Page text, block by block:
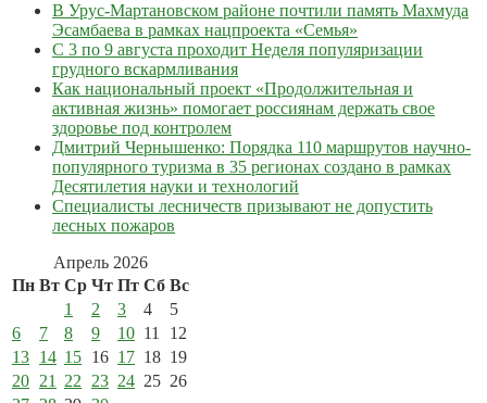
В Урус-Мартановском районе почтили память Махмуда
Эсамбаева в рамках нацпроекта «Семья»
С 3 по 9 августа проходит Неделя популяризации
грудного вскармливания
Как национальный проект «Продолжительная и
активная жизнь» помогает россиянам держать свое
здоровье под контролем
Дмитрий Чернышенко: Порядка 110 маршрутов научно-
популярного туризма в 35 регионах создано в рамках
Десятилетия науки и технологий
Специалисты лесничеств призывают не допустить
лесных пожаров
Апрель 2026
Пн Вт Ср Чт Пт Сб Вс
1
2 3 4
5
6
7 8 9 10 11
12
13 14 15 16 17 18 19
20 21 22 23 24 25 26